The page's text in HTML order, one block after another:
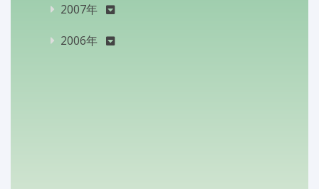
2007年
2006年